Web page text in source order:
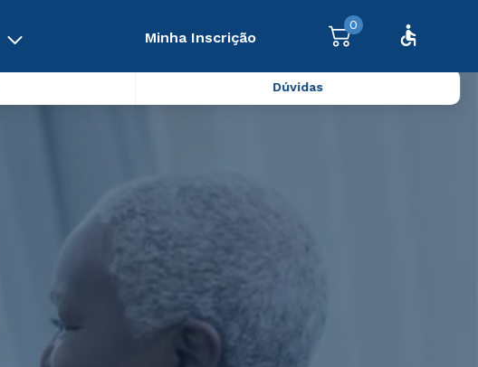
Minha Inscrição
0
Dúvidas